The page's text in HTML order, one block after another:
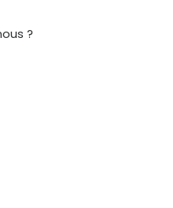
?